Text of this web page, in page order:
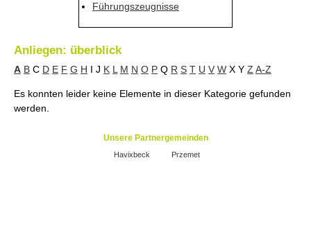
Führungszeugnisse
Anliegen: überblick
A B C D E F G H I J K L M N O P Q R S T U V W X Y Z A-Z
Es konnten leider keine Elemente in dieser Kategorie gefunden
werden.
Unsere Partnergemeinden
Havixbeck Przemet